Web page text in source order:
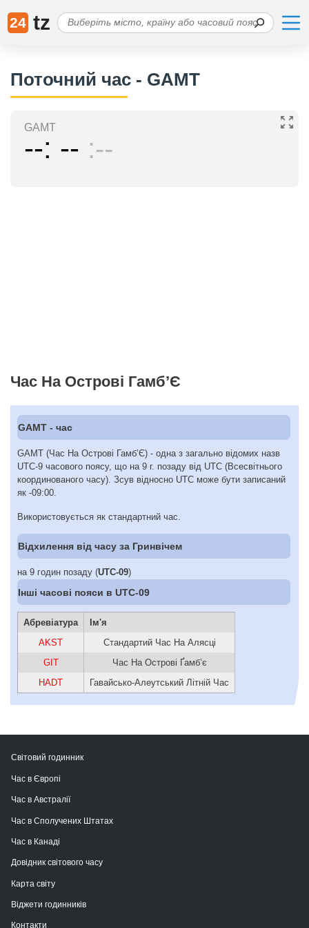
24 tz
Поточний час - GAMT
GAMT
-- -- --
Час На Острові Гамб’Є
GAMT - час
GAMT (Час На Острові Гамб’Є) - одна з загально відомих назв
UTC-9 часового поясу, що на 9 г. позаду від UTC (Всесвітнього
координованого часу). Зсув відносно UTC може бути записаний
як -09:00.
Використовується як стандартний час.
Відхилення від часу за Гринвічем
на 9 годин позаду (UTC-09)
Інші часові пояси в UTC-09
Абревіатура
Ім'я
AKST
Стандартий Час На Алясці
GIT
Час На Острові Ґамбʼє
HADT
Гавайсько-Алеутський Літній Час
Світовий годинник
Час в Європі
Час в Австралії
Час в Сполучених Штатах
Час в Канаді
Довідник світового часу
Карта світу
Віджети годинників
Контакти